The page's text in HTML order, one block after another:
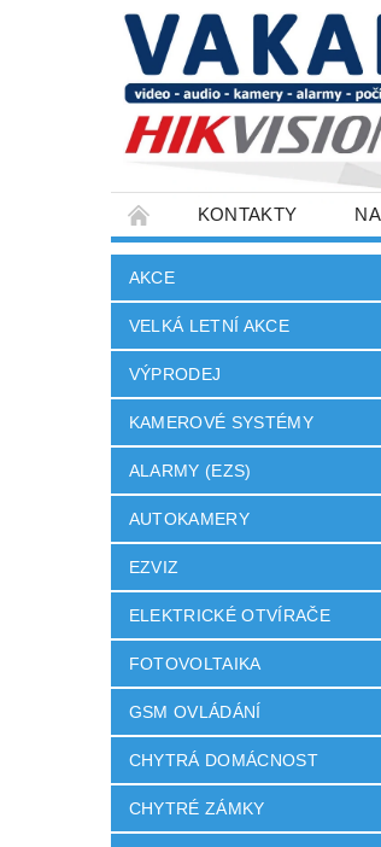
KONTAKTY
SLOVNÍK POJMŮ
AKCE
VELKÁ LETNÍ AKCE
VÝPRODEJ
KAMEROVÉ SYSTÉMY
ALARMY (EZS)
AUTOKAMERY
EZVIZ
ELEKTRICKÉ OTVÍRAČE
FOTOVOLTAIKA
GSM OVLÁDÁNÍ
CHYTRÁ DOMÁCNOST
CHYTRÉ ZÁMKY